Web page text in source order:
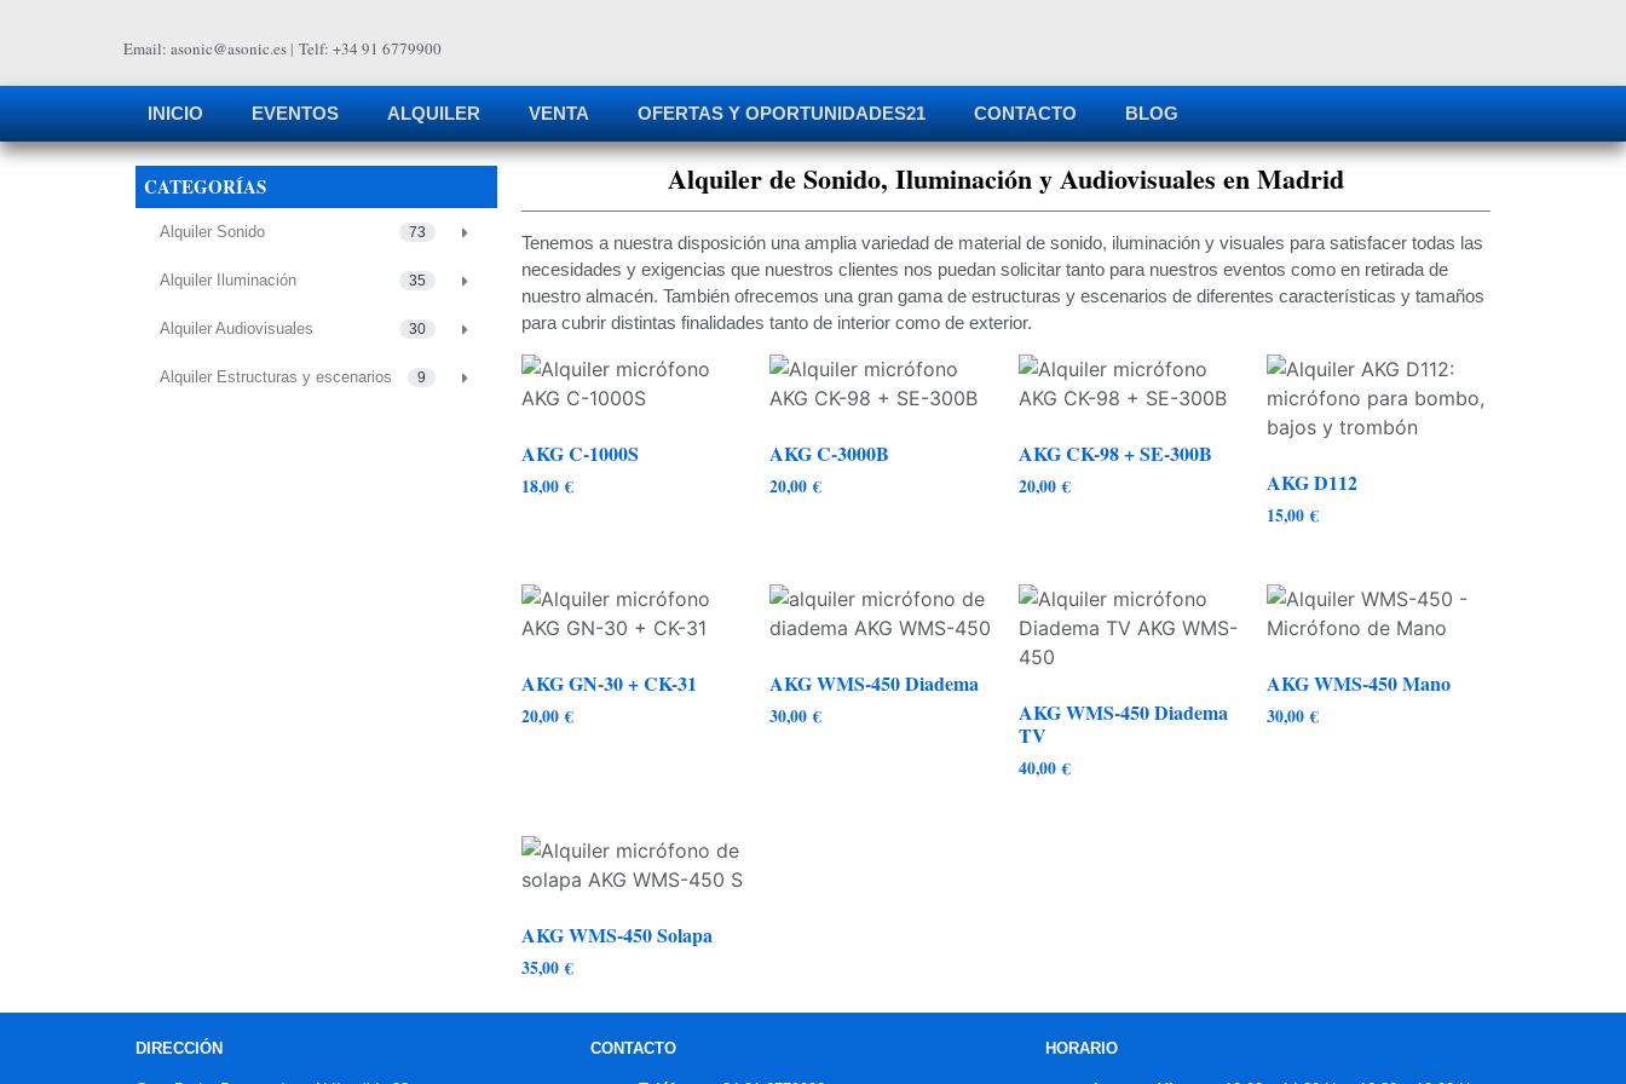
Email: asonic@asonic.es | Telf: +34 91 6779900
INICIO EVENTOS ALQUILER VENTA OFERTAS Y OPORTUNIDADES21 CONTACTO BLOG
CATEGORÍAS
Alquiler Sonido 73
Alquiler Iluminación 35
Alquiler Audiovisuales 30
Alquiler Estructuras y escenarios 9
Alquiler de Sonido, Iluminación y Audiovisuales en Madrid
Tenemos a nuestra disposición una amplia variedad de material de sonido, iluminación y visuales para satisfacer todas las
necesidades y exigencias que nuestros clientes nos puedan solicitar tanto para nuestros eventos como en retirada de
nuestro almacén. También ofrecemos una gran gama de estructuras y escenarios de diferentes características y tamaños
para cubrir distintas finalidades tanto de interior como de exterior.
AKG C-1000S
18,00€
AKG C-3000B
20,00€
AKG CK-98 + SE-300B
20,00€ AKG D112
15,00€
AKG GN-30 + CK-31
20,00€
AKG WMS-450 Diadema
30,00€
AKG WMS-450 Diadema
TV
40,00€
AKG WMS-450 Mano
30,00€
AKG WMS-450 Solapa
35,00€
DIRECCIÓN CONTACTO HORARIO